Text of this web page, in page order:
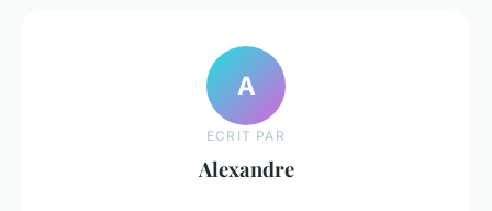
A
ECRIT PAR
Alexandre